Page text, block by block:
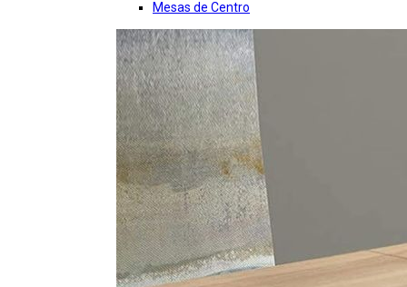
Mesas de Centro